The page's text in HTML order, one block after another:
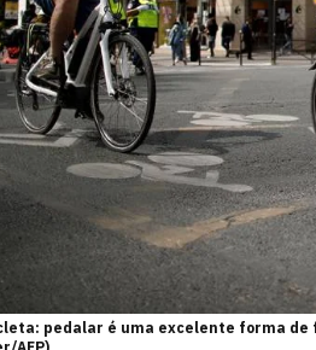
pedalar é uma excelente forma